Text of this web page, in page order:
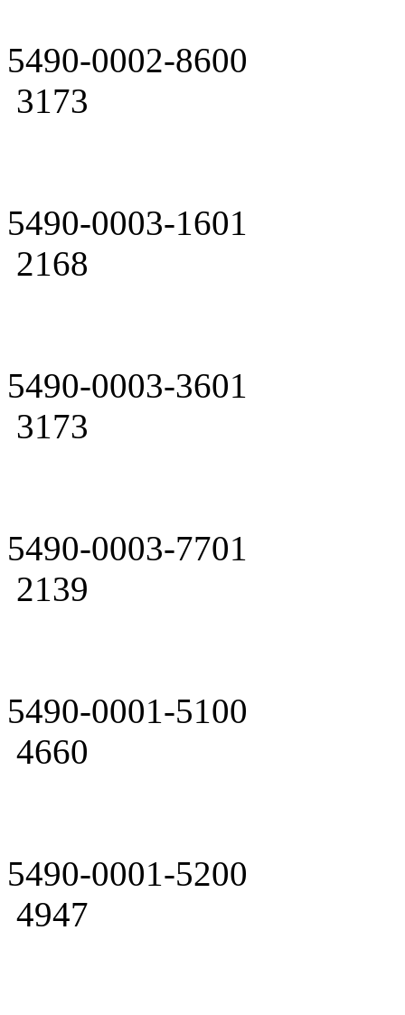
5490-0002-8600
3173
5490-0003-1601
2168
5490-0003-3601
3173
5490-0003-7701
2139
5490-0001-5100
4660
5490-0001-5200
4947